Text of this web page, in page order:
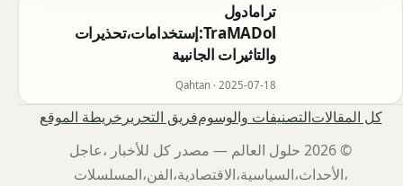
ترامادول
TraMADol:إستخدامات،تحذيرات
والتاثيرات الجانبية
Qahtan · 2025-07-18
كل المقالاتالتصنيفات والوسومفريق التحرير خريطة الموقع
© 2026 حلول العالم — مصدر كل للأخبار ،عاجل
،الأحداث،السياسية،الاقتصادية،الفن،المسلسلات